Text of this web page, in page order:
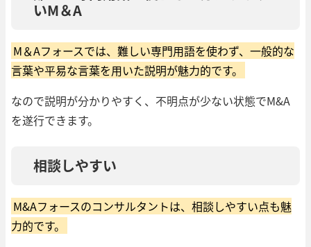
いM＆A
M＆Aフォースでは、難しい専門用語を使わず、一般的な
言葉や平易な言葉を用いた説明が魅力的です。
なので説明が分かりやすく、不明点が少ない状態でM&A
を遂行できます。
相談しやすい
M&Aフォースのコンサルタントは、相談しやすい点も魅
力的です。